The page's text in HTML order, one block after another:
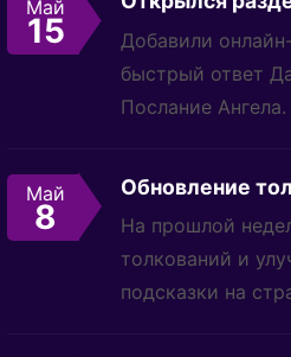
Май
15
Добавили
быстрый ответ
Послание Ангела.
Май
8
Обновление
На прошлой
толкований и
подсказки на